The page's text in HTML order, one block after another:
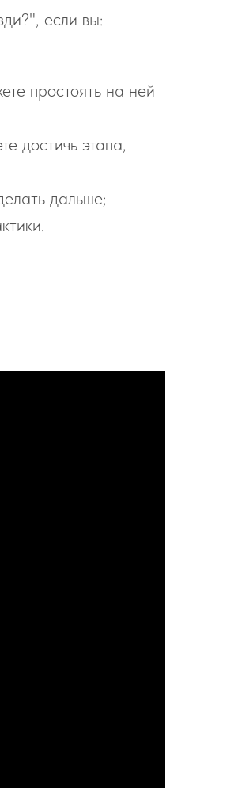
если вы:
простоять на ней
достичь этапа,
дальше;